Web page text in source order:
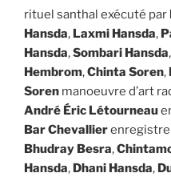
rituel santhal exécuté par
Hansda, Laxmi Hansda,
Hansda,Sombari Hansda,
Hembrom,Chinta Soren,
Soren manoeuvre d’art
André Éric Létourneau
Bar Chevallier
Bhudray Besra,
Hansda, Dhani Hansda,